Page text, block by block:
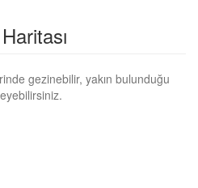
gezinebilir, yakın bulunduğu